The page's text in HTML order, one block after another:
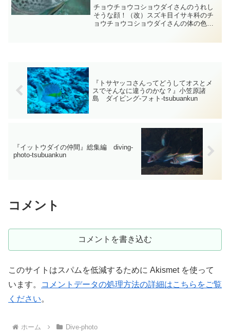
ダイビング‐フォト‐tsubuankun
チョウチョウコショウダイさんのうれし
そうな顔！（改）スズキ目イサキ科のチ
ョウチョウコショウダイさんの体の色は
『トサヤッコさんってどうしてオスとメ
スでそんなに違うのかな？』小笠原諸
島 ダイビング‐フォト‐tsubuankun
『イットウダイの仲間』総集編 diving-
photo‐tsubuankun
コメント
コメントを書き込む
このサイトはスパムを低減するために Akismet を使って
います。
コメントデータの処理方法の詳細はこちらをご覧
ください。
ホーム Dive-photo